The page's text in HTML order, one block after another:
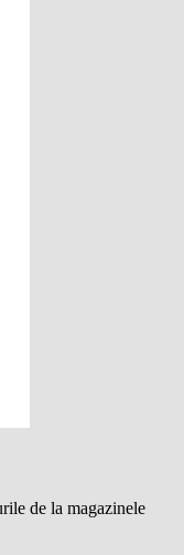
de la magazinele